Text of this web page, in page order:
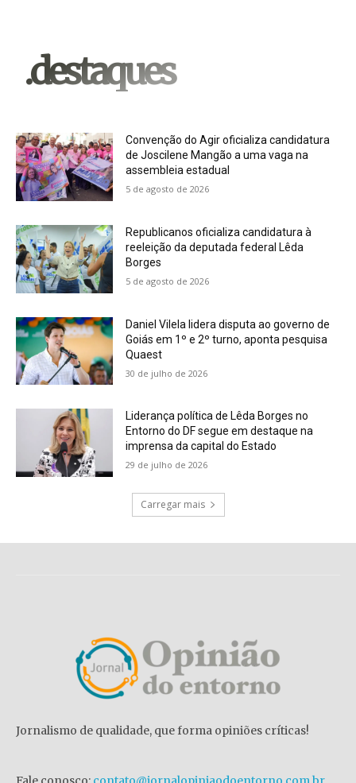
.destaques
Convenção do Agir oficializa candidatura
de Joscilene Mangão a uma vaga na
assembleia estadual
5 de agosto de 2026
Republicanos oficializa candidatura à
reeleição da deputada federal Lêda
Borges
5 de agosto de 2026
Daniel Vilela lidera disputa ao governo de
Goiás em 1º e 2º turno, aponta pesquisa
Quaest
30 de julho de 2026
Liderança política de Lêda Borges no
Entorno do DF segue em destaque na
imprensa da capital do Estado
29 de julho de 2026
Carregar mais
Jornalismo de qualidade, que forma opiniões críticas!